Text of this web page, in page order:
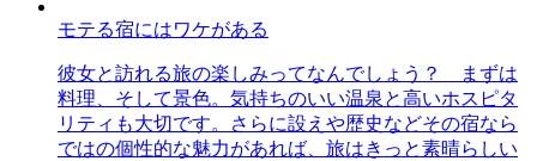
モテる宿にはワケがある
彼女と訪れる旅の楽しみってなんでしょう？ まずは
料理、そして景色。気持ちのいい温泉と高いホスピタ
リティも大切です。さらに設えや歴史などその宿なら
ではの個性的な魅力があれば、旅はきっと素晴らしい